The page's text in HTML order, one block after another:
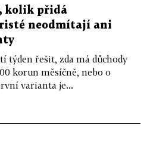
kolik přidá
neodmítají ani
týden řešit, zda má důchody
korun měsíčně, nebo o
varianta je...